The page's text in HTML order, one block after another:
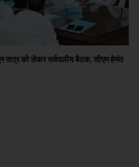
सत्र को लेकर सर्वदलीय बैठक, सीएम हेमंत